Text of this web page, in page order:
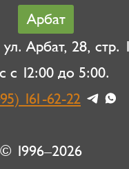
Арбат
Арбат, 28, стр.
с 12:00 до 5:00.
161-62-22
© 1996–2026